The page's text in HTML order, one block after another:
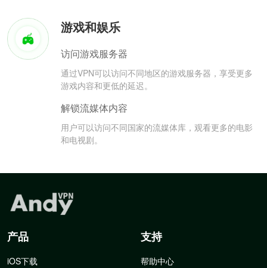
游戏和娱乐
访问游戏服务器
通过VPN可以访问不同地区的游戏服务器，享受更多
游戏内容和更低的延迟。
解锁流媒体内容
用户可以访问不同国家的流媒体库，观看更多的电影
和电视剧。
产品
iOS下载
支持
帮助中心